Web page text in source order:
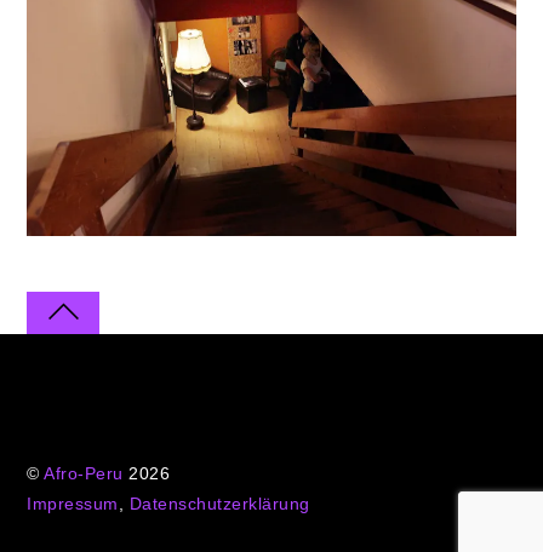
©Afro-Peru 2026
Impressum
Datenschutzerklärung